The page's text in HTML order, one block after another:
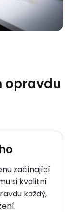
opravdu
začínající
si kvalitní
každý,